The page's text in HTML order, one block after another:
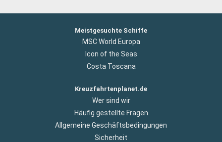
Meistgesuchte Schiffe
MSC World Europa
Icon of the Seas
Costa Toscana
Kreuzfahrtenplanet.de
Wer sind wir
Häufig gestellte Fragen
Allgemeine Geschäftsbedingungen
Sicherheit